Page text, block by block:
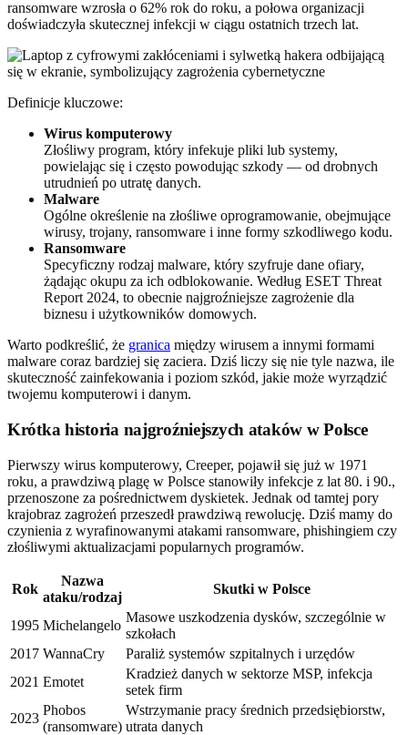
ransomware wzrosła o 62% rok do roku, a połowa organizacji
doświadczyła skutecznej infekcji w ciągu ostatnich trzech lat.
Definicje kluczowe:
Wirus komputerowy
Złośliwy program, który infekuje pliki lub systemy,
powielając się i często powodując szkody — od drobnych
utrudnień po utratę danych.
Malware
Ogólne określenie na złośliwe oprogramowanie, obejmujące
wirusy, trojany, ransomware i inne formy szkodliwego kodu.
Ransomware
Specyficzny rodzaj malware, który szyfruje dane ofiary,
żądając okupu za ich odblokowanie. Według ESET Threat
Report 2024, to obecnie najgroźniejsze zagrożenie dla
biznesu i użytkowników domowych.
Warto podkreślić, że granica między wirusem a innymi formami
malware coraz bardziej się zaciera. Dziś liczy się nie tyle nazwa, ile
skuteczność zainfekowania i poziom szkód, jakie może wyrządzić
twojemu komputerowi i danym.
Krótka historia najgroźniejszych ataków w Polsce
Pierwszy wirus komputerowy, Creeper, pojawił się już w 1971
roku, a prawdziwą plagę w Polsce stanowiły infekcje z lat 80. i 90.,
przenoszone za pośrednictwem dyskietek. Jednak od tamtej pory
krajobraz zagrożeń przeszedł prawdziwą rewolucję. Dziś mamy do
czynienia z wyrafinowanymi atakami ransomware, phishingiem czy
złośliwymi aktualizacjami popularnych programów.
Rok
Nazwa
ataku/rodzaj
Skutki w Polsce
1995 Michelangelo
Masowe uszkodzenia dysków, szczególnie w
szkołach
2017 WannaCry
Paraliż systemów szpitalnych i urzędów
2021 Emotet
Kradzież danych w sektorze MSP, infekcja
setek firm
2023
Phobos
(ransomware)
Wstrzymanie pracy średnich przedsiębiorstw,
utrata danych